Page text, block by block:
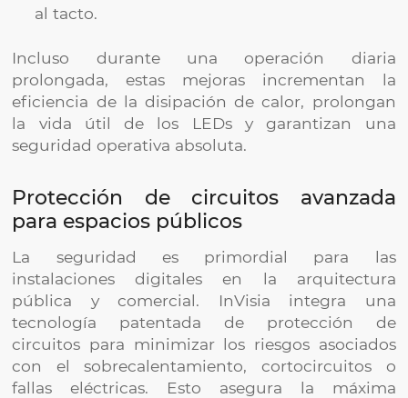
al tacto.
Incluso durante una operación diaria
prolongada, estas mejoras incrementan la
eficiencia de la disipación de calor, prolongan
la vida útil de los LEDs y garantizan una
seguridad operativa absoluta.
Protección de circuitos avanzada
para espacios públicos
La seguridad es primordial para las
instalaciones digitales en la arquitectura
pública y comercial. InVisia integra una
tecnología patentada de protección de
circuitos para minimizar los riesgos asociados
con el sobrecalentamiento, cortocircuitos o
fallas eléctricas. Esto asegura la máxima